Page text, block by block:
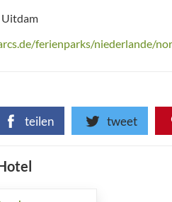
Uitdam
ferienparks/niederlande/
teilen tweet